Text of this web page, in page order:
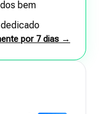
bem
por 7 dias →